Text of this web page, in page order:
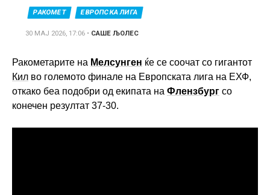
РАКОМЕТ ЕВРОПСКА ЛИГА
30 МАЈ 2026, 17:06 • САШЕ ЉОЛЕС
Ракометарите на Мелсунген ќе се соочат со гигантот
Кил во големото финале на Европската лига на ЕХФ,
откако беа подобри од екипата на Флензбург со
конечен резултат 37-30.